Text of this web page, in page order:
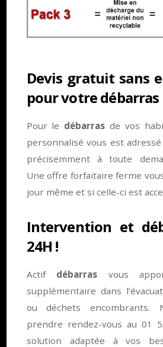
Devis gratuit sans
pour votre débarras
Pour le débarras de vos
personnalisé vous est
précisemment à toute
Une offre forfaitaire ferme
jour même et si celle-ci est
Intervention et
24H !
Actif débarras vous
supplémentaire dans
ou déchets encombrants.
prendre rendez-vous au 01
solution adaptée à vos